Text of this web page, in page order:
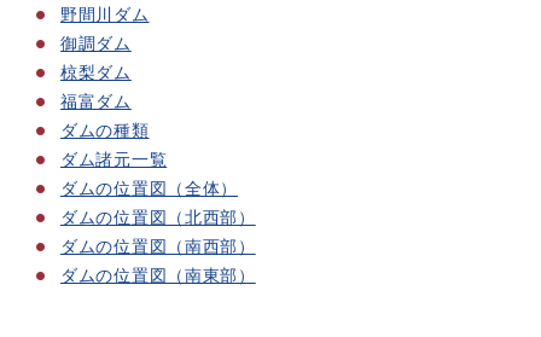
野間川ダム
御調ダム
椋梨ダム
福富ダム
ダムの種類
ダム諸元一覧
ダムの位置図（全体）
ダムの位置図（北西部）
ダムの位置図（南西部）
ダムの位置図（南東部）